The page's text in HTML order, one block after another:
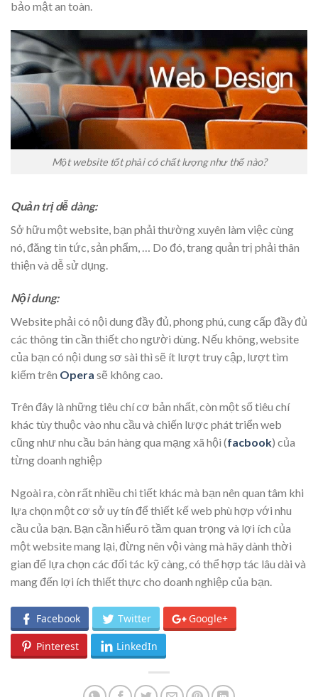
bảo mật an toàn.
Một website tốt phải có chất lượng như thế nào?
Quản trị dễ dàng:
Sở hữu một website, bạn phải thường xuyên làm việc cùng
nó, đăng tin tức, sản phẩm, … Do đó, trang quản trị phải thân
thiện và dễ sử dụng.
Nội dung:
Website phải có nội dung đầy đủ, phong phú, cung cấp đầy đủ
các thông tin cần thiết cho người dùng. Nếu không, website
của bạn có nội dung sơ sài thì sẽ ít lượt truy cập, lượt tìm
kiếm trên Opera sẽ không cao.
Trên đây là những tiêu chí cơ bản nhất, còn một số tiêu chí
khác tùy thuộc vào nhu cầu và chiến lược phát triển web
cũng như nhu cầu bán hàng qua mạng xã hội (facbook) của
từng doanh nghiệp
Ngoài ra, còn rất nhiều chi tiết khác mà bạn nên quan tâm khi
lựa chọn một cơ sở uy tín để thiết kế web phù hợp với nhu
cầu của bạn. Bạn cần hiểu rõ tầm quan trọng và lợi ích của
một website mang lại, đừng nên vội vàng mà hãy dành thời
gian để lựa chọn các đối tác kỹ càng, có thể hợp tác lâu dài và
mang đến lợi ích thiết thực cho doanh nghiệp của bạn.
Facebook Twitter Google+
Pinterest LinkedIn